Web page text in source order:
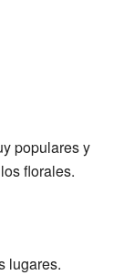
populares y
florales.
lugares.